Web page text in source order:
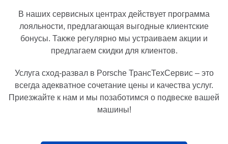
В наших сервисных центрах действует программа
лояльности, предлагающая выгодные клиентские
бонусы. Также регулярно мы устраиваем акции и
предлагаем скидки для клиентов.
Услуга сход-развал в Porsche ТрансТехСервис – это
всегда адекватное сочетание цены и качества услуг.
Приезжайте к нам и мы позаботимся о подвеске вашей
машины!